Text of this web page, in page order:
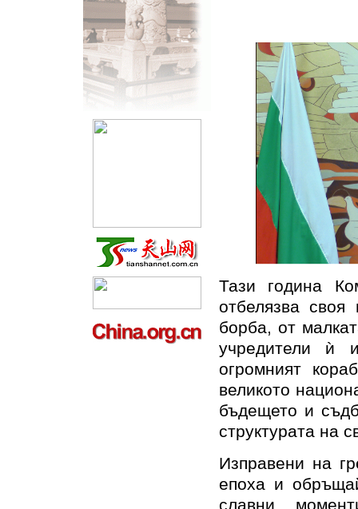
Тази година
отбелязва
борба, от
учредители ѝ
огромният
великото
бъдещето и
структурата на
Изправени на
епоха и
славни